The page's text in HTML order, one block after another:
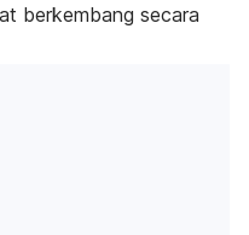
berkembang secara